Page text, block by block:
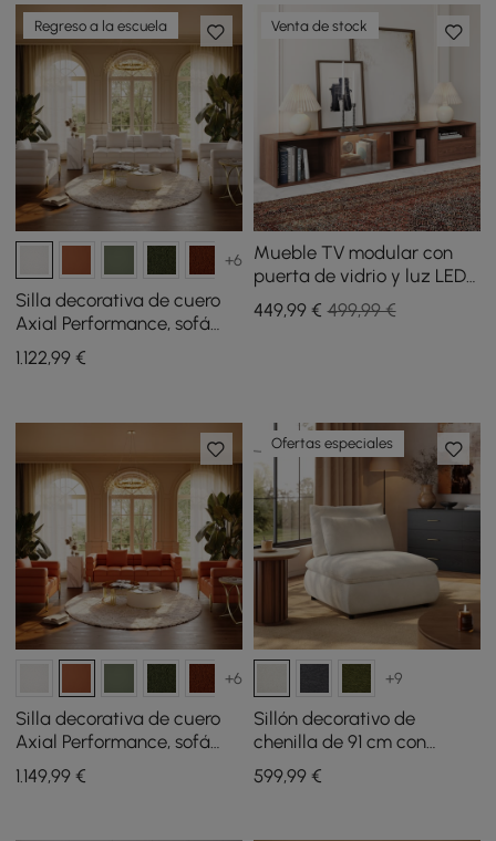
Regreso a la escuela
+6
Silla decorativa de cuero
Axial Performance, sofá
estriado de 200 cm con
patas y almohadas
1.122,99 €
Venta de stock
Mueble TV modular con
puerta de vidrio y luz LED
de 240 cm en color nogal
449,99€ 499,99 €
+6
Silla decorativa de cuero
Axial Performance, sofá
estriado de 200 cm con
patas y almohadas
1.149,99 €
Ofertas especiales
+9
Sillón decorativo de
chenilla de 91 cm con
almacenaje oculto y
respaldo extraíble
599,99€